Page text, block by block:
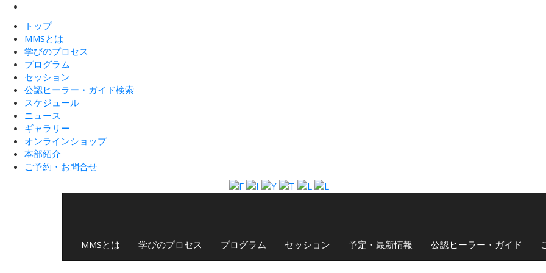
トップ
MMSとは
学びのプロセス
プログラム
セッション
公認ヒーラー・ガイド検索
スケジュール
ニュース
ギャラリー
オンラインショップ
本部紹介
ご予約・お問合せ
MMSとは 学びのプロセス プログラム セッション 予定・最新情報 公認ヒーラー・ガイド